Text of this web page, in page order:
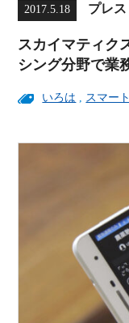
2017.5.18 プレ
スカイマティク
シング分野で業
いろは スマー